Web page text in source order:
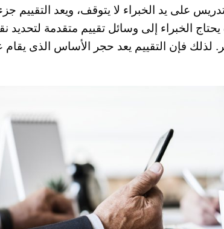
على يد الخبراء لا يتوقف، ويعد التقييم
الخبراء إلى وسائل تقييم متقدمة لتحديد
لذلك فإن التقييم يعد حجر الأساس الذى يقام